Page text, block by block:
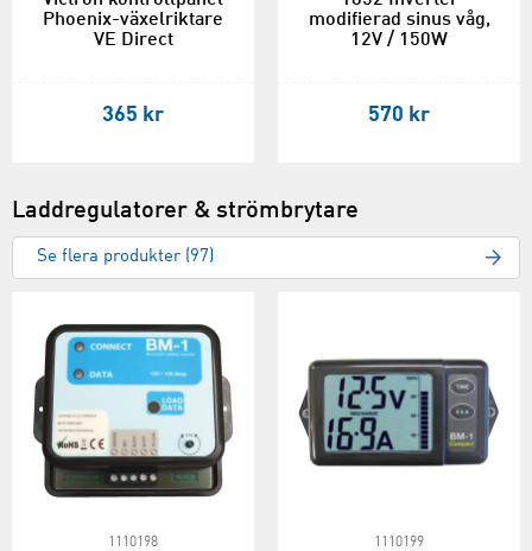
Phoenix-växelriktare
VE Direct
365 kr
modifierad sinus våg,
12V / 150W
570 kr
Laddregulatorer & strömbrytare
Se flera produkter (97)
1110198 1110199